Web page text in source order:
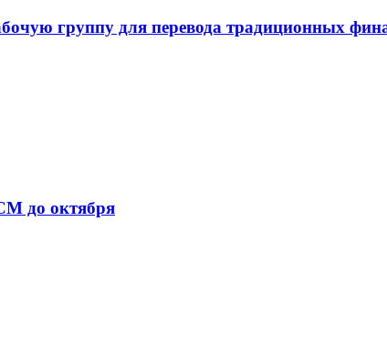
группу для перевода традиционных
до октября